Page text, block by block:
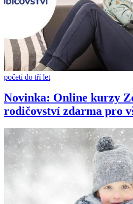
početí do tří let
Novinka: Online kurzy
rodičovství zdarma pro